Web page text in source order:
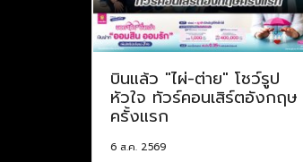
บินแล้ว "ไผ่-ต่าย" โชว์รูป
หัวใจ ทัวร์คอนเสิร์ตอังกฤษ
ครั้งแรก
6 ส.ค. 2569